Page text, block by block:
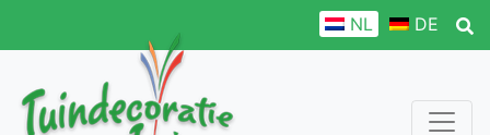
NL DE